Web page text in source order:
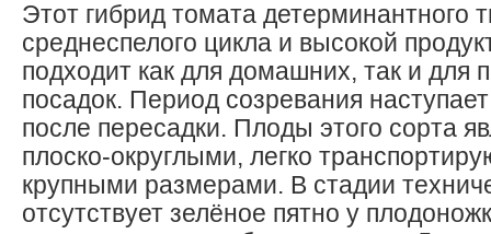
Этот гибрид томата детерминантного
среднеспелого цикла и высокой
подходит как для домашних, так и для
посадок. Период созревания
после пересадки. Плоды этого сорта
плоско-округлыми, легко
крупными размерами. В стадии
отсутствует зелёное пятно у